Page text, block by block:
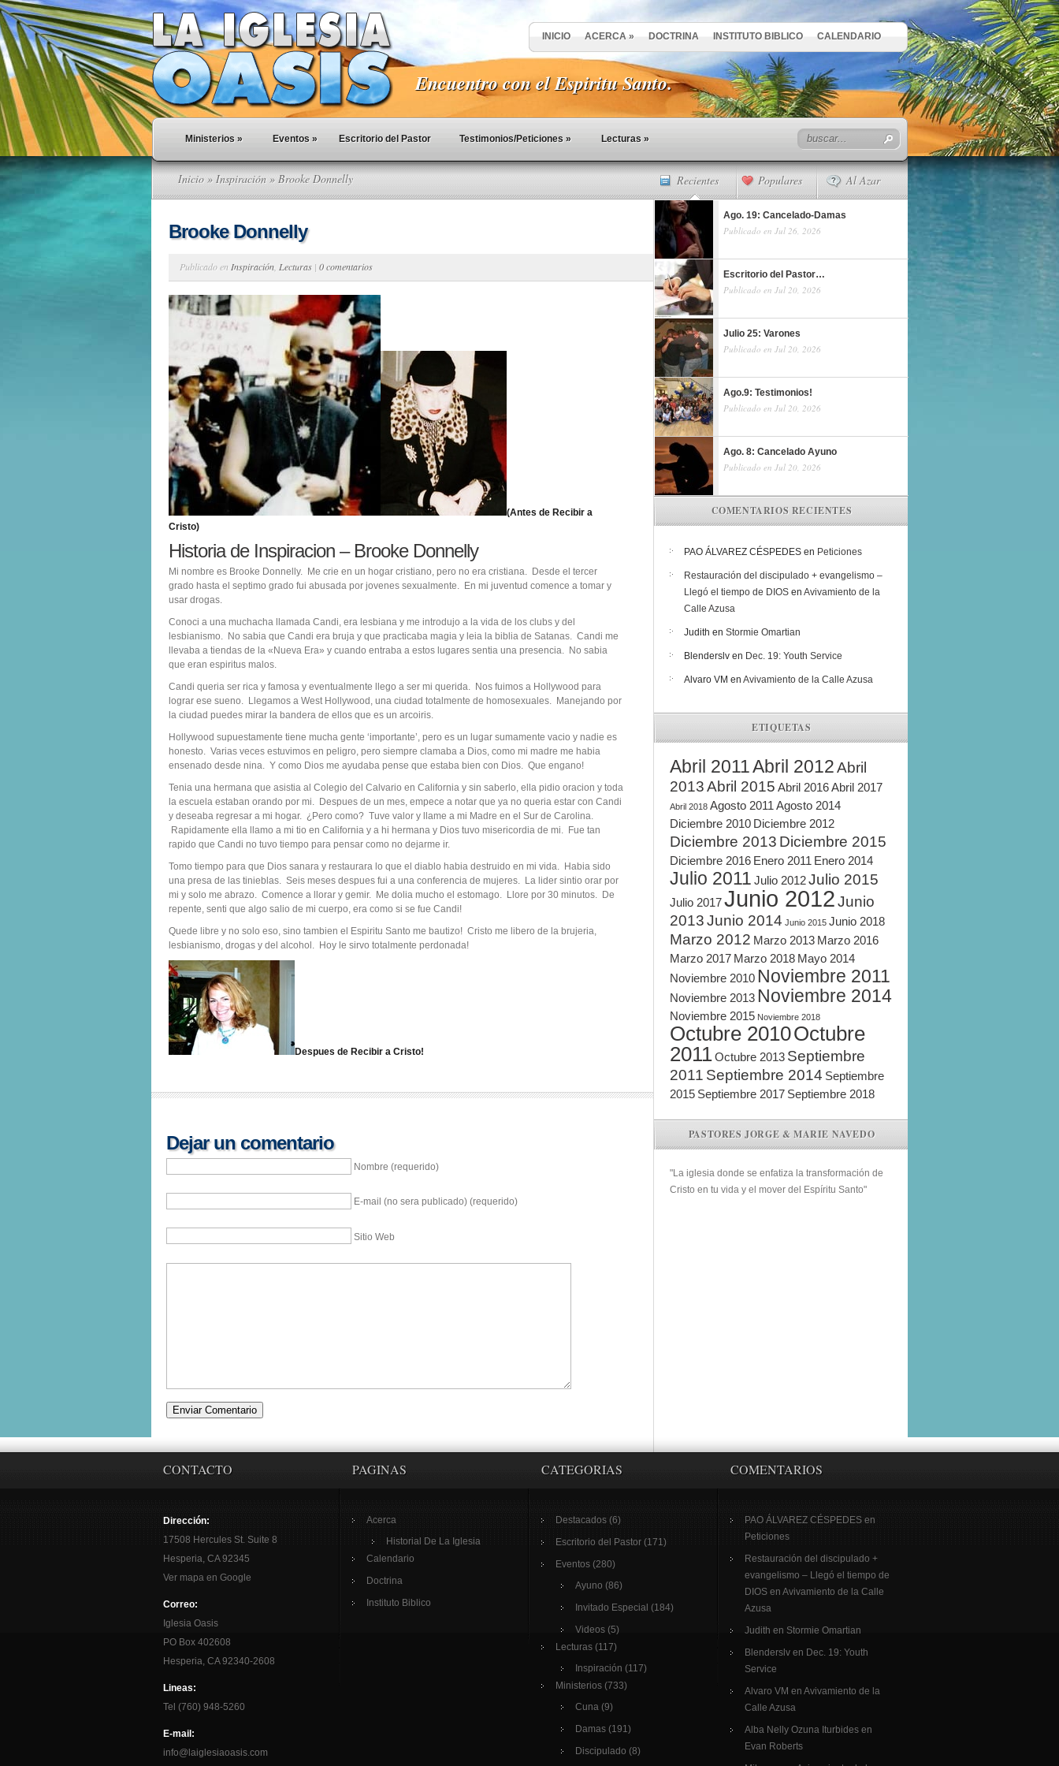
INICIO ACERCA » DOCTRINA INSTITUTO BIBLICO CALENDARIO
Encuentro con el Espiritu Santo.
Ministerios » Eventos » Escritorio del Pastor Testimonios/Peticiones » Lecturas »
Inicio » Inspiración » Brooke Donnelly
Brooke Donnelly
Publicado en Inspiración Lecturas | 0 comentarios
(Antes de Recibir a
Cristo)
Historia de Inspiracion – Brooke Donnelly
Mi nombre es Brooke Donnelly. Me crie en un hogar cristiano, pero no era cristiana. Desde el tercer
grado hasta el septimo grado fui abusada por jovenes sexualmente. En mi juventud comence a tomar y
usar drogas.
Conoci a una muchacha llamada Candi, era lesbiana y me introdujo a la vida de los clubs y del
lesbianismo. No sabia que Candi era bruja y que practicaba magia y leia la biblia de Satanas. Candi me
llevaba a tiendas de la «Nueva Era» y cuando entraba a estos lugares sentia una presencia. No sabia
que eran espiritus malos.
Candi queria ser rica y famosa y eventualmente llego a ser mi querida. Nos fuimos a Hollywood para
lograr ese sueno. Llegamos a West Hollywood, una ciudad totalmente de homosexuales. Manejando por
la ciudad puedes mirar la bandera de ellos que es un arcoiris.
Hollywood supuestamente tiene mucha gente ‘importante’, pero es un lugar sumamente vacio y nadie es
honesto. Varias veces estuvimos en peligro, pero siempre clamaba a Dios, como mi madre me habia
ensenado desde nina. Y como Dios me ayudaba pense que estaba bien con Dios. Que engano!
Tenia una hermana que asistia al Colegio del Calvario en California y sin saberlo, ella pidio oracion y toda
la escuela estaban orando por mi. Despues de un mes, empece a notar que ya no queria estar con Candi
y deseaba regresar a mi hogar. ¿Pero como? Tuve valor y llame a mi Madre en el Sur de Carolina.
Rapidamente ella llamo a mi tio en California y a hi hermana y Dios tuvo misericordia de mi. Fue tan
rapido que Candi no tuvo tiempo para pensar como no dejarme ir.
Tomo tiempo para que Dios sanara y restaurara lo que el diablo habia destruido en mi vida. Habia sido
una presa de las tinieblas. Seis meses despues fui a una conferencia de mujeres. La lider sintio orar por
mi y solo me abrazo. Comence a llorar y gemir. Me dolia mucho el estomago. Llore por 30 minutos. De
repente, senti que algo salio de mi cuerpo, era como si se fue Candi!
Quede libre y no solo eso, sino tambien el Espiritu Santo me bautizo! Cristo me libero de la brujeria,
lesbianismo, drogas y del alcohol. Hoy le sirvo totalmente perdonada!
Despues de Recibir a Cristo!
Dejar un comentario
Nombre (requerido)
E-mail (no sera publicado) (requerido)
Sitio Web
Recientes Populares Al Azar
Ago. 19: Cancelado-Damas
Publicado en Jul 26, 2026
Escritorio del Pastor…
Publicado en Jul 20, 2026
Julio 25: Varones
Publicado en Jul 20, 2026
Ago.9: Testimonios!
Publicado en Jul 20, 2026
Ago. 8: Cancelado Ayuno
Publicado en Jul 20, 2026
COMENTARIOS RECIENTES
PAO ÁLVAREZ CÉSPEDES en Peticiones
Restauración del discipulado + evangelismo –
Llegó el tiempo de DIOS en Avivamiento de la
Calle Azusa
Judith en Stormie Omartian
Blenderslv en Dec. 19: Youth Service
Alvaro VM en Avivamiento de la Calle Azusa
ETIQUETAS
Abril 2011Abril 2012Abril
2013Abril 2015 Abril 2016Abril 2017
Abril 2018 Agosto 2011 Agosto 2014
Diciembre 2010 Diciembre 2012
Diciembre 2013 Diciembre 2015
Diciembre 2016 Enero 2011 Enero 2014
Julio 2011 Julio 2012Julio 2015
Julio 2017Junio 2012Junio
2013Junio 2014 Junio 2015 Junio 2018
Marzo 2012 Marzo 2013 Marzo 2016
Marzo 2017 Marzo 2018 Mayo 2014
Noviembre 2010 Noviembre 2011
Noviembre 2013 Noviembre 2014
Noviembre 2015 Noviembre 2018
Octubre 2010Octubre
2011Octubre 2013 Septiembre
2011 Septiembre 2014 Septiembre
2015 Septiembre 2017 Septiembre 2018
PASTORES JORGE & MARIE NAVEDO
"La iglesia donde se enfatiza la transformación de
Cristo en tu vida y el mover del Espíritu Santo"
CONTACTO
Dirección:
17508 Hercules St. Suite 8
Hesperia, CA 92345
Ver mapa en Google
Correo:
Iglesia Oasis
PO Box 402608
Hesperia, CA 92340-2608
Lineas:
Tel (760) 948-5260
E-mail:
info@laiglesiaoasis.com
PAGINAS
Acerca
Historial De La Iglesia
Calendario
Doctrina
Instituto Biblico
CATEGORIAS
Destacados (6)
Escritorio del Pastor (171)
Eventos (280)
Ayuno (86)
Invitado Especial (184)
Videos (5)
Lecturas (117)
Inspiración (117)
Ministerios (733)
Cuna (9)
Damas (191)
Discipulado (8)
COMENTARIOS
PAO ÁLVAREZ CÉSPEDES en
Peticiones
Restauración del discipulado +
evangelismo – Llegó el tiempo de
DIOS en Avivamiento de la Calle
Azusa
Judith en Stormie Omartian
Blenderslv en Dec. 19: Youth
Service
Alvaro VM en Avivamiento de la
Calle Azusa
Alba Nelly Ozuna Iturbides en
Evan Roberts